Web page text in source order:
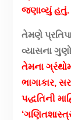
જણાવ્યું હતું.
તેમણે
વ્યાસના
તેમના
ભાગાકાર,
પદ્ધતિની